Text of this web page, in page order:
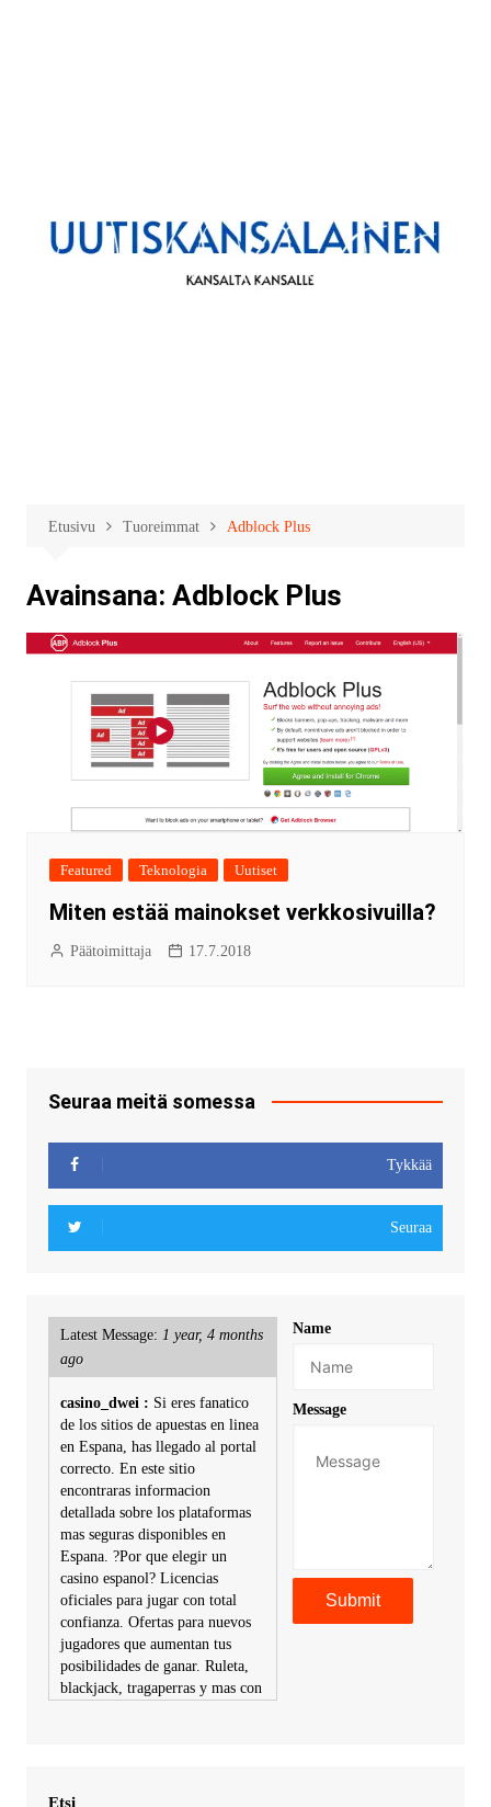
Etusivu Tuoreimmat Adblock Plus
Avainsana: Adblock Plus
Featured Teknologia Uutiset
Miten estää mainokset verkkosivuilla?
Päätoimittaja 17.7.2018
Seuraa meitä somessa
Tykkää
Seuraa
Latest Message: 1 year, 4 months
ago
casino_dwei : Si eres fanatico
de los sitios de apuestas en linea
en Espana, has llegado al portal
correcto. En este sitio
encontraras informacion
detallada sobre los plataformas
mas seguras disponibles en
Espana. ?Por que elegir un
casino espanol? Licencias
oficiales para jugar con total
confianza. Ofertas para nuevos
jugadores que aumentan tus
posibilidades de ganar. Ruleta,
blackjack, tragaperras y mas con
Name
Message
Etsi